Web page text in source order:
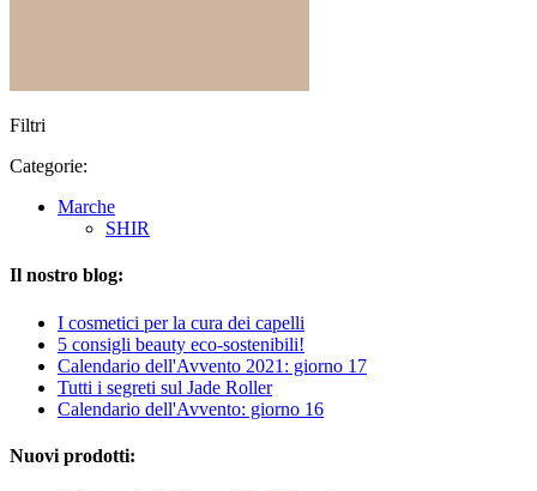
Filtri
Categorie:
Marche
SHIR
Il nostro blog:
I cosmetici per la cura dei capelli
5 consigli beauty eco-sostenibili!
Calendario dell'Avvento 2021: giorno 17
Tutti i segreti sul Jade Roller
Calendario dell'Avvento: giorno 16
Nuovi prodotti: